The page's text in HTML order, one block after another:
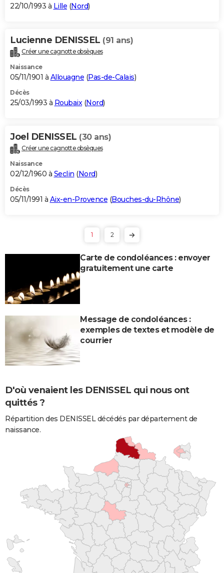
22/10/1993 à Lille (Nord)
Lucienne DENISSEL (91 ans)
Créer une cagnotte obsèques
Naissance
05/11/1901 à Allouagne (Pas-de-Calais)
Décès
25/03/1993 à Roubaix(Nord)
Joel DENISSEL (30 ans)
Créer une cagnotte obsèques
Naissance
02/12/1960 à Seclin (Nord)
Décès
05/11/1991 à Aix-en-Provence (Bouches-du-Rhône)
1 2
Carte de condoléances : envoyer
gratuitement une carte
Message de condoléances :
exemples de textes et modèle de
courrier
D'où venaient les DENISSEL qui nous ont
quittés ?
Répartition des DENISSEL décédés par département de
naissance.